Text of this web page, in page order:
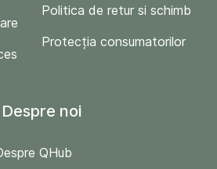
Politica de retur si schimb
Protecția consumatorilor
Despre noi
QHub